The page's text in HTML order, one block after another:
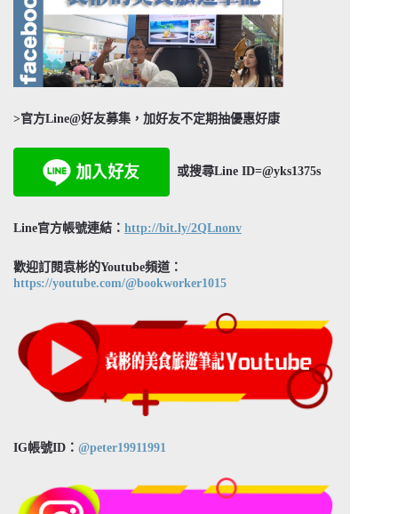
>官方Line@好友募集，加好友不定期抽優惠好康
或搜尋Line ID=@yks1375s
Line官方帳號連結： http://bit.ly/2QLnonv
歡迎訂閱袁彬的Youtube頻道：
https://youtube.com/@bookworker1015
IG帳號ID： @peter19911991